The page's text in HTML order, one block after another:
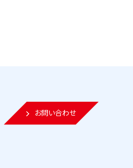
お問い合わせ